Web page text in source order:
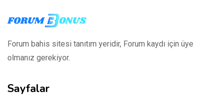
Forum bahis sitesi tanıtım yeridir, Forum kaydı için üye
olmanız gerekiyor.
Sayfalar